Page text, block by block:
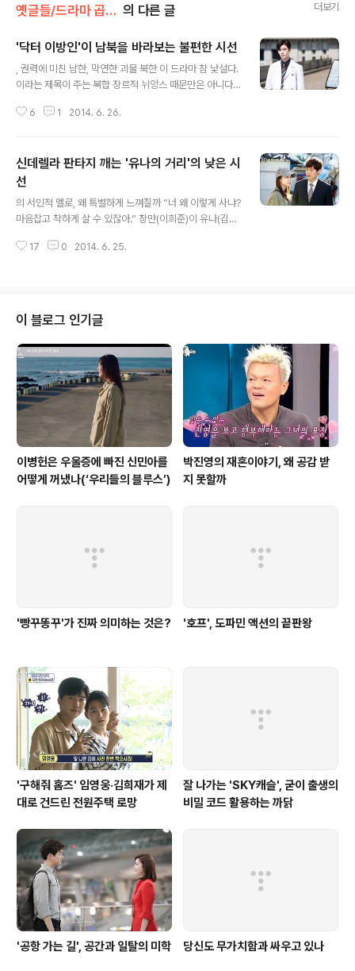
옛글들/드라마 곱씹기 의 다른 글 더보기
'닥터 이방인'이 남북을 바라보는 불편한 시선
, 권력에 미친 남한, 막연한 괴물 북한 이 드라마 참 낯설다.
이라는 제목이 주는 복합 장르적 뉘앙스 때문만은 아니다.
혼재되어 있다는 것을 드러낸다. 하지만 그런 정도의 장르
대한 낯선 시선이다. 은 명우대 병원이라는 공간을 폐쇄적
으로 다룬다. 드라마는 이 명우대 병원을 거의 벗어나지 않
는다. 그런데 이 병원이 수상하다. 우리가 현실에서 보던 병
원과 사뭇 다르고, 또 의학드라마가 보여주던 병원과도 다
르다. 어찌된 일인지 이 병원에서 환자들은 총리(사실은 대
통령)를 수술할 팀을 뽑기 위한 테스트용으로 수술대 위에
6 1 2014. 6. 26.
신데렐라 판타지 깨는 '유나의 거리'의 낮은 시
선
의 서민적 멜로, 왜 특별하게 느껴질까 “너 왜 이렇게 사냐?
마음잡고 착하게 살 수 있잖아.” 창만(이희준)이 유나(김옥
유나는 소매치기다. 전설적인 소매치기였던 아버지 때문에
아하게 된 창만은 지금 유나를 그 거리로부터 구해내려 하
는 중이다. JTBC 가 그리는 멜로는 우리가 늘상 드라마에
서 봐오던 것과는 사뭇 다르다. 거기에는 대기업 회장님 아
들도 없고, 잘 나가는 의사나 변호사 같은 전문직 종사자나
보기에도 멋진 커리어 우먼 따위는 없다. 창만(이희준)은
건실한 청년이지만 노가..
17 0 2014. 6. 25.
이 블로그 인기글
이병헌은 우울증에 빠진 신민아를
어떻게 꺼냈나(‘우리들의 블루스’)
박진영의 재혼이야기, 왜 공감 받
지 못할까
'빵꾸똥꾸'가 진짜 의미하는 것은? '호프', 도파민 액션의 끝판왕
'구해줘 홈즈' 임영웅·김희재가 제
대로 건드린 전원주택 로망
잘 나가는 'SKY캐슬', 굳이 출생의
비밀 코드 활용하는 까닭
'공항 가는 길', 공간과 일탈의 미학 당신도 무가치함과 싸우고 있나